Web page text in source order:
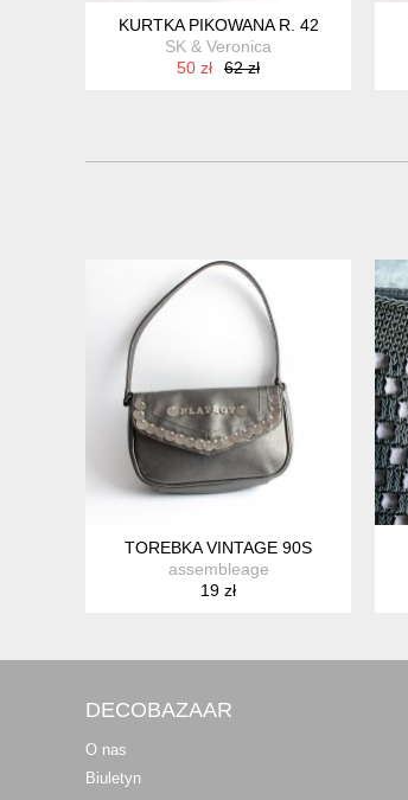
KURTKA PIKOWANA R. 42
SK & Veronica
50 zł
62 zł
TOREBKA VINTAGE 90S
assembleage
19 zł
DECOBAZAAR
O nas
Biuletyn